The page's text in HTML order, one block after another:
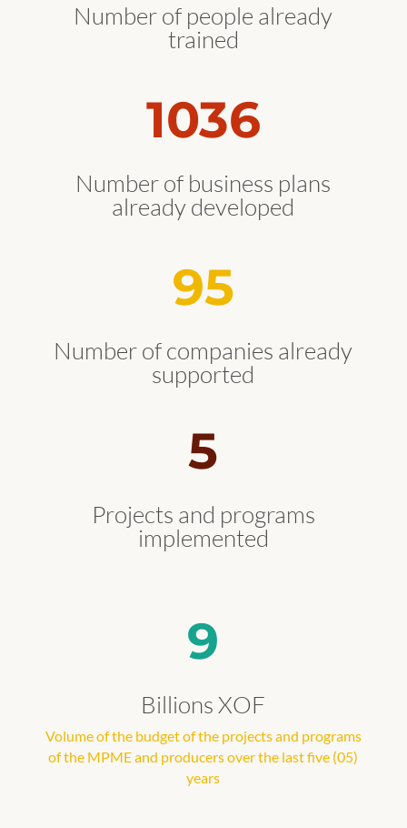
Number of people already
trained
1036
Number of business plans
already developed
95
Number of companies already
supported
5
Projects and programs
implemented
9
Billions XOF
Volume of the budget of the projects and programs
of the MPME and producers over the last five (05)
years